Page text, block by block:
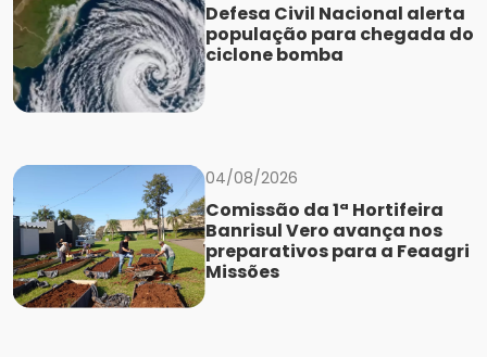
Defesa Civil Nacional alerta
população para chegada do
ciclone bomba
04/08/2026
Comissão da 1ª Hortifeira
Banrisul Vero avança nos
preparativos para a Feaagri
Missões